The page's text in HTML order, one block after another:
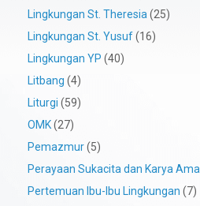
Lingkungan St. Theresia (25)
Lingkungan St. Yusuf(16)
Lingkungan YP (40)
Litbang (4)
Liturgi (59)
OMK(27)
Pemazmur(5)
Perayaan Sukacita dan Karya Amal
Pertemuan Ibu-Ibu Lingkungan (7)